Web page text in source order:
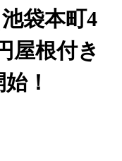
袋本町4
屋根付き
！